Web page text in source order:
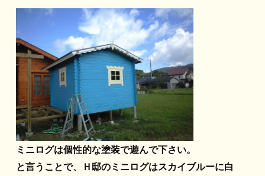
ミニログは個性的な塗装で遊んで下さい。
と言うことで、Ｈ邸のミニログはスカイブルーに白